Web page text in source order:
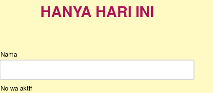
HANYA HARI INI
Nama
No wa aktif